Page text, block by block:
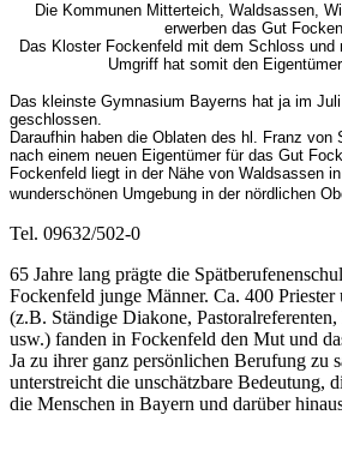
Die Kommunen Mitterteich, Waldsassen,
erwerben das Gut
Das Kloster Fockenfeld mit dem Schloss und
Umgriff hat somit den
Das kleinste Gymnasium Bayerns hat ja im
geschlossen.
Daraufhin haben die Oblaten des hl. Franz
nach einem neuen Eigentümer für das Gut
Fockenfeld liegt in der Nähe von Waldsassen
wunderschönen Umgebung in der nördlichen
Tel. 09632/502-0
65 Jahre lang prägte die
Fockenfeld junge Männer. Ca. 400
(z.B. Ständige Diakone,
usw.) fanden in Fockenfeld den Mut und
Ja zu ihrer ganz persönlichen Berufung zu
unterstreicht die unschätzbare Bedeutung,
die Menschen in Bayern und darüber